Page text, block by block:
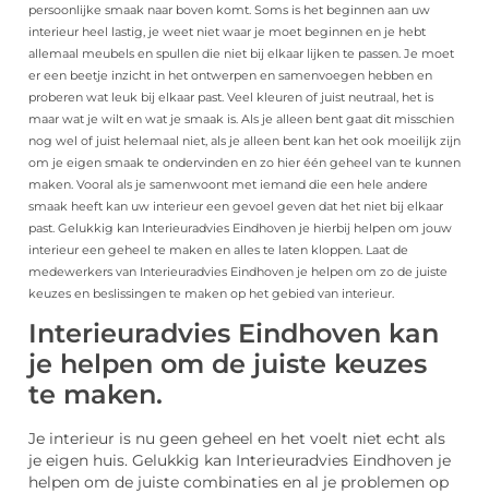
persoonlijke smaak naar boven komt. Soms is het beginnen aan uw
interieur heel lastig, je weet niet waar je moet beginnen en je hebt
allemaal meubels en spullen die niet bij elkaar lijken te passen. Je moet
er een beetje inzicht in het ontwerpen en samenvoegen hebben en
proberen wat leuk bij elkaar past. Veel kleuren of juist neutraal, het is
maar wat je wilt en wat je smaak is. Als je alleen bent gaat dit misschien
nog wel of juist helemaal niet, als je alleen bent kan het ook moeilijk zijn
om je eigen smaak te ondervinden en zo hier één geheel van te kunnen
maken. Vooral als je samenwoont met iemand die een hele andere
smaak heeft kan uw interieur een gevoel geven dat het niet bij elkaar
past. Gelukkig kan Interieuradvies Eindhoven je hierbij helpen om jouw
interieur een geheel te maken en alles te laten kloppen. Laat de
medewerkers van Interieuradvies Eindhoven je helpen om zo de juiste
keuzes en beslissingen te maken op het gebied van interieur.
Interieuradvies Eindhoven kan
je helpen om de juiste keuzes
te maken.
Je interieur is nu geen geheel en het voelt niet echt als
je eigen huis. Gelukkig kan Interieuradvies Eindhoven je
helpen om de juiste combinaties en al je problemen op